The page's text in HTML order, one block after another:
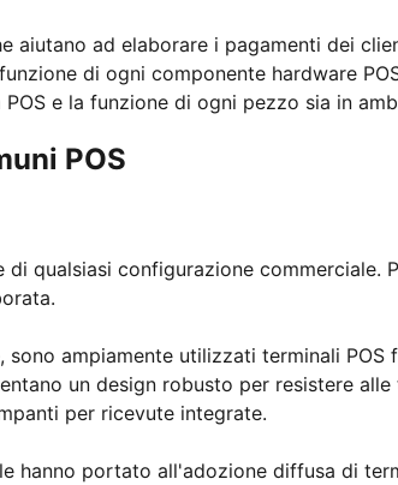
aiutano ad elaborare i pagamenti dei
di ogni componente hardware
e la funzione di ogni pezzo sia in
POS
di qualsiasi configurazione commerciale.
ampiamente utilizzati terminali POS
un design robusto per resistere
per ricevute integrate.
hanno portato all'adozione diffusa di